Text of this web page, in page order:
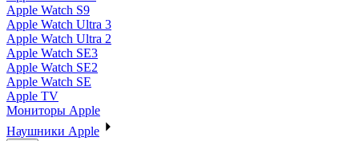
Apple Watch S9
Apple Watch Ultra 3
Apple Watch Ultra 2
Apple Watch SE3
Apple Watch SE2
Apple Watch SE
Apple TV
Мониторы Apple
Наушники Apple